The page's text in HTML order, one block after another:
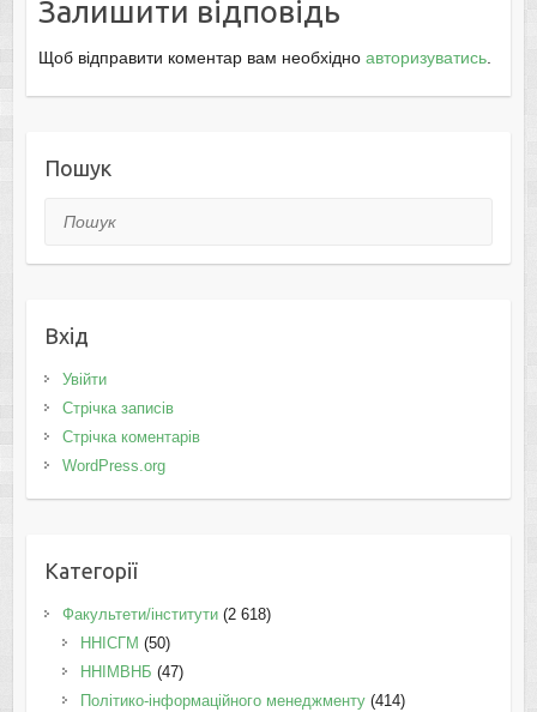
Залишити відповідь
Щоб відправити коментар вам необхідно авторизуватись.
Пошук
Пошук
Вхід
Увійти
Стрічка записів
Стрічка коментарів
WordPress.org
Категорії
Факультети/інститути(2 618)
ННІСГМ (50)
ННІМВНБ (47)
Політико-інформаційного менеджменту(414)